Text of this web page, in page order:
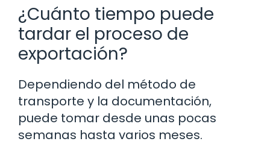
¿Cuánto tiempo puede
tardar el proceso de
exportación?
Dependiendo del método de
transporte y la documentación,
puede tomar desde unas pocas
semanas hasta varios meses.